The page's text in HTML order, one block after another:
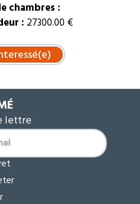
chambres :
: 27300.00 €
lettre